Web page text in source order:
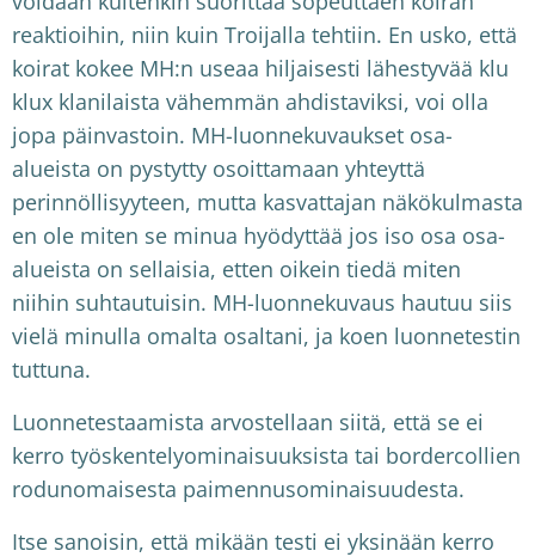
reaktioihin, niin kuin Troijalla tehtiin. En usko, että
koirat kokee MH:n useaa hiljaisesti lähestyvää klu
klux klanilaista vähemmän ahdistaviksi, voi olla
jopa päinvastoin. MH-luonnekuvaukset osa-
alueista on pystytty osoittamaan yhteyttä
perinnöllisyyteen, mutta kasvattajan näkökulmasta
en ole miten se minua hyödyttää jos iso osa osa-
alueista on sellaisia, etten oikein tiedä miten
niihin suhtautuisin. MH-luonnekuvaus hautuu siis
vielä minulla omalta osaltani, ja koen luonnetestin
tuttuna.
Luonnetestaamista arvostellaan siitä, että se ei
kerro työskentelyominaisuuksista tai bordercollien
rodunomaisesta paimennusominaisuudesta.
Itse sanoisin, että mikään testi ei yksinään kerro